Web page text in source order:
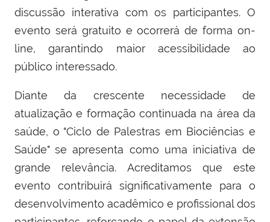
discussão interativa com os participantes. O
evento será gratuito e ocorrerá de forma on-
line, garantindo maior acessibilidade ao
público interessado.
Diante da crescente necessidade de
atualização e formação continuada na área da
saúde, o "Ciclo de Palestras em Biociências e
Saúde" se apresenta como uma iniciativa de
grande relevância. Acreditamos que este
evento contribuirá significativamente para o
desenvolvimento acadêmico e profissional dos